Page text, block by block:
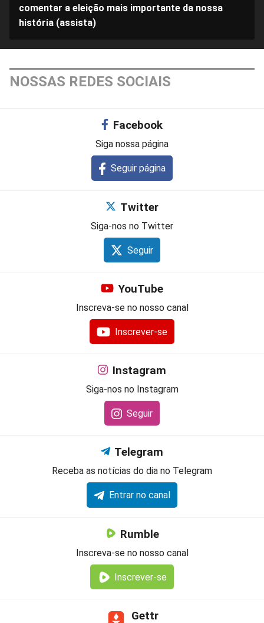
comentar a eleição mais importante da nossa
história (assista)
NOSSAS REDES SOCIAIS
Facebook
Siga nossa página
Seguir página
Twitter
Siga-nos no Twitter
Seguir
YouTube
Inscreva-se no nosso canal
Inscrever-se
Instagram
Siga-nos no Instagram
Seguir
Telegram
Receba as notícias do dia no Telegram
Entrar no canal
Rumble
Inscreva-se no nosso canal
Inscrever-se
Gettr